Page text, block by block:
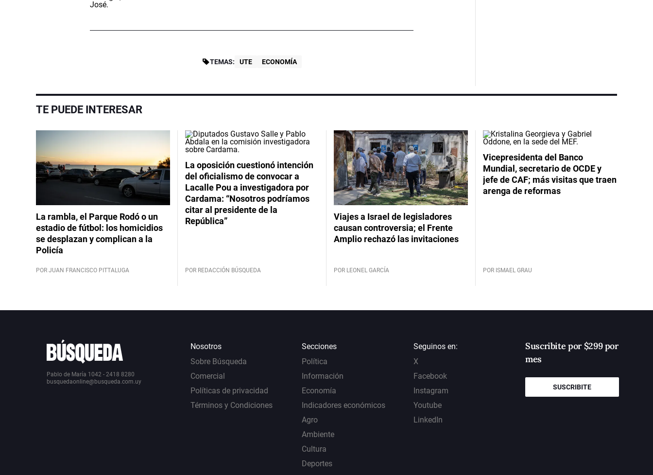
TEMAS: UTE ECONOMÍA
TE PUEDE INTERESAR
La rambla, el Parque Rodó o un
estadio de fútbol: los homicidios
se desplazan y complican a la
Policía
POR JUAN FRANCISCO PITTALUGA
La oposición cuestionó intención
del oficialismo de convocar a
Lacalle Pou a investigadora por
Cardama: “Nosotros podríamos
citar al presidente de la
República”
POR REDACCIÓN BÚSQUEDA
Viajes a Israel de legisladores
causan controversia; el Frente
Amplio rechazó las invitaciones
POR LEONEL GARCÍA
Vicepresidenta del Banco
Mundial, secretario de OCDE y
jefe de CAF; más visitas que traen
arenga de reformas
POR ISMAEL GRAU
Pablo de María 1042 - 2418 8280
busquedaonline@busqueda.com.uy
Nosotros
Sobre Búsqueda
Comercial
Políticas de privacidad
Términos y Condiciones
Secciones
Política
Información
Economía
Indicadores económicos
Agro
Ambiente
Cultura
Deportes
Seguinos en:
X
Facebook
Instagram
Youtube
LinkedIn
Suscribite por $299 por
mes
SUSCRIBITE